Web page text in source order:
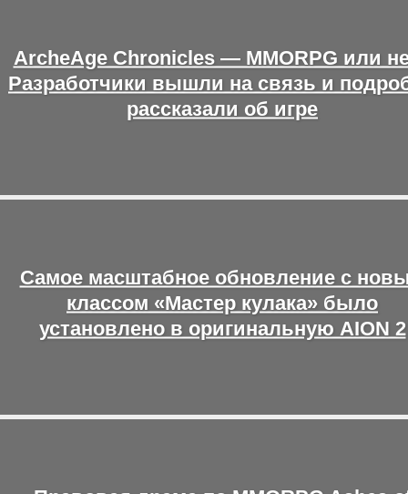
ArcheAge Chronicles — MMORPG или
Разработчики вышли на связь и
рассказали об игре
Самое масштабное обновление с
классом «Мастер кулака» было
установлено в оригинальную AION 2